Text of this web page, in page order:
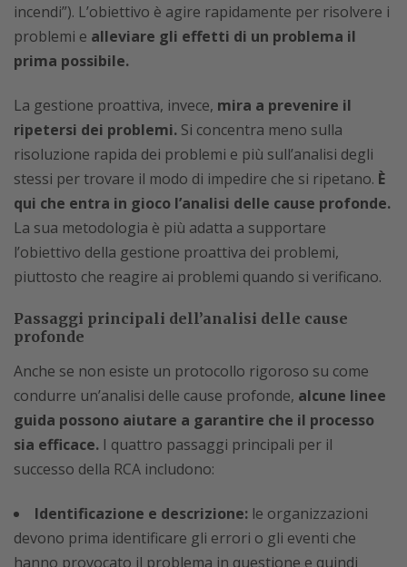
incendi”). L’obiettivo è agire rapidamente per risolvere i
problemi e alleviare gli effetti di un problema il
prima possibile.
La gestione proattiva, invece, mira a prevenire il
ripetersi dei problemi. Si concentra meno sulla
risoluzione rapida dei problemi e più sull’analisi degli
stessi per trovare il modo di impedire che si ripetano. È
qui che entra in gioco l’analisi delle cause profonde.
La sua metodologia è più adatta a supportare
l’obiettivo della gestione proattiva dei problemi,
piuttosto che reagire ai problemi quando si verificano.
Passaggi principali dell’analisi delle cause
profonde
Anche se non esiste un protocollo rigoroso su come
condurre un’analisi delle cause profonde, alcune linee
guida possono aiutare a garantire che il processo
sia efficace. I quattro passaggi principali per il
successo della RCA includono:
Identificazione e descrizione: le organizzazioni
devono prima identificare gli errori o gli eventi che
hanno provocato il problema in questione e quindi